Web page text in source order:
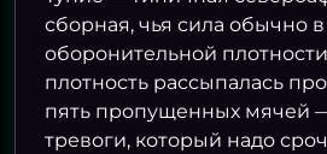
сборная, чья сила обычно
оборонительной
плотность рассыпалась
пять пропущенных мячей
тревоги, который надо